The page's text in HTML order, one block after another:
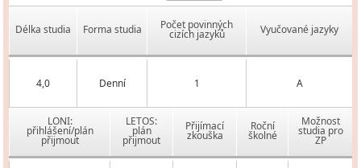
Délka studia Forma studia Počet povinných
cizích jazyků Vyučované jazyky
4,0 Denní 1 A
LONI:
přihlášení/plán
přijmout
LETOS:
plán
přijmout
Přijímací
zkouška
Roční
školné
Možnost
studia pro
ZP